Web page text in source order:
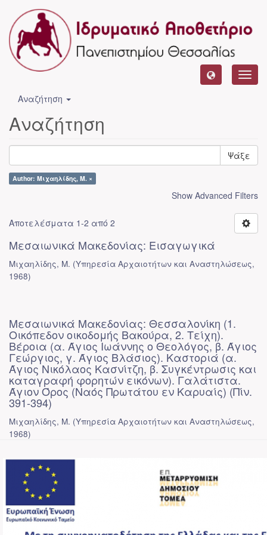
Αναζήτηση
Αναζήτηση
Ψάξε
Author: Μιχαηλίδης, Μ. ×
Show Advanced Filters
Αποτελέσματα 1-2 από 2
Μεσαιωνικά Μακεδονίας: Εισαγωγικά
Μιχαηλίδης, Μ. (Υπηρεσία Αρχαιοτήτων και Αναστηλώσεως,
1968)
Μεσαιωνικά Μακεδονίας: Θεσσαλονίκη (1.
Οικόπεδον οικοδομής Βακούρα, 2. Τείχη).
Βέροια (α. Άγιος Ιωάννης ο Θεολόγος, β. Άγιος
Γεώργιος, γ. Άγιος Βλάσιος). Καστοριά (α.
Άγιος Νικόλαος Κασνίτζη, β. Συγκέντρωσις και
καταγραφή φορητών εικόνων). Γαλάτιστα.
Άγιον Όρος (Ναός Πρωτάτου εν Καρυαίς) (Πίν.
391-394)
Μιχαηλίδης, Μ. (Υπηρεσία Αρχαιοτήτων και Αναστηλώσεως,
1968)